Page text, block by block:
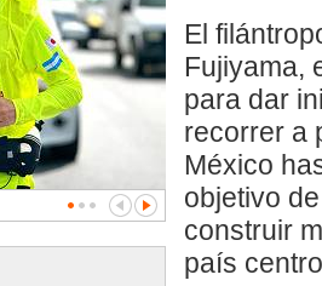
El
Fujiyama,
para dar
recorrer a
México
objetivo
construir
país